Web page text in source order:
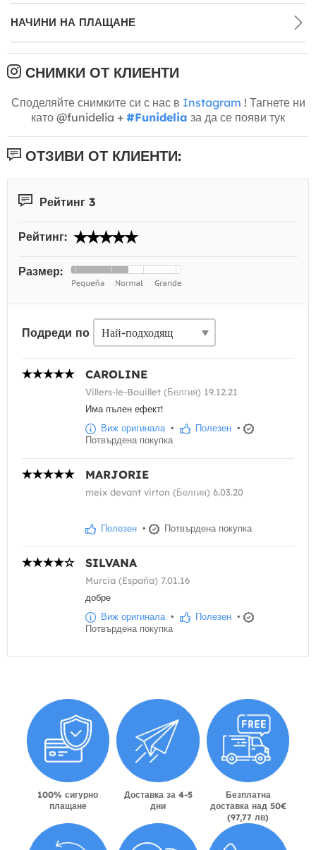
НАЧИНИ НА ПЛАЩАНЕ
СНИМКИ ОТ КЛИЕНТИ
Споделяйте снимките си с нас в Instagram ! Тагнете ни
като @funidelia + #Funidelia за да се появи тук
ОТЗИВИ ОТ КЛИЕНТИ:
Рейтинг 3
Рейтинг:
Размер:
Подреди по
CAROLINE
Villers-le-Bouillet (Белгия) 19.12.21
Има пълен ефект!
Виж оригинала • Полезен •
Потвърдена покупка
MARJORIE
meix devant virton (Белгия) 6.03.20
Полезен • Потвърдена покупка
SILVANA
Murcia (España) 7.01.16
добре
Виж оригинала • Полезен •
Потвърдена покупка
100% сигурно
плащане
Доставка за 4-5
дни
Безплатна
доставка над 50€
(97,77 лв)